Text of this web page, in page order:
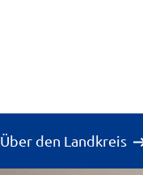
Über den Landkreis